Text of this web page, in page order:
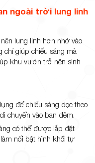
ngoài trời lung linh
lung linh hơn nhờ vào
chỉ giúp chiếu sáng mà
khu vườn trở nên sinh
để chiếu sáng dọc theo
chuyển vào ban đêm.
có thể được lắp đặt
nổi bật hình khối tự